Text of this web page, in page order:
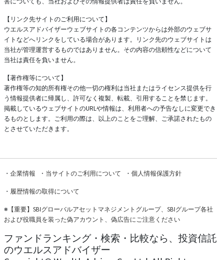
【リンク先サイトのご利用について】
ウエルスアドバイザーウェブサイトの各コンテンツからは外部のウェブサ
イトなどへリンクをしている場合があります。リンク先のウェブサイトは
当社が管理運営するものではありません。その内容の信頼性などについて
当社は責任を負いません。
【著作権等について】
著作権等の知的所有権その他一切の権利は当社またはライセンス提供を行
う情報提供者に帰属し、許可なく複製、転載、引用することを禁じます。
掲載しているウェブサイトのURLや情報は、利用者への予告なしに変更でき
るものとします。ご利用の際は、以上のことをご理解、ご承諾されたもの
とさせていただきます。
・ 企業情報 ・ 当サイトのご利用について ・ 個人情報保護方針
・ 履歴情報の取得について
※ 【重要】SBIグローバルアセットマネジメントグループ、SBIグループ各社
および役職員を装った偽アカウント、偽広告にご注意ください
ファンドランキング・検索・比較なら、投資信託
のウエルスアドバイザー